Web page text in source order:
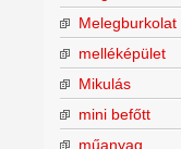
Melegburkolat
melléképület
Mikulás
mini befőtt
műanyag